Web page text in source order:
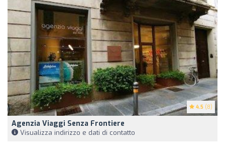
4.5 (8)
Agenzia Viaggi Senza Frontiere
Visualizza indirizzo e dati di contatto